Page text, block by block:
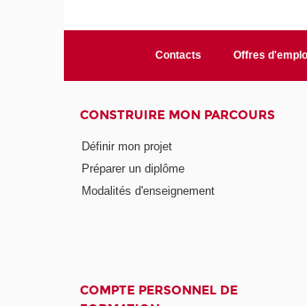
Contacts Offres
CONSTRUIRE MON PARCOURS
Définir mon projet
Préparer un diplôme
Modalités d'enseignement
COMPTE PERSONNEL DE